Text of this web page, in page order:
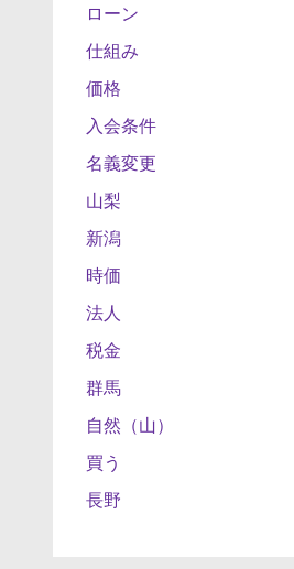
ローン
仕組み
価格
入会条件
名義変更
山梨
新潟
時価
法人
税金
群馬
自然（山）
買う
長野